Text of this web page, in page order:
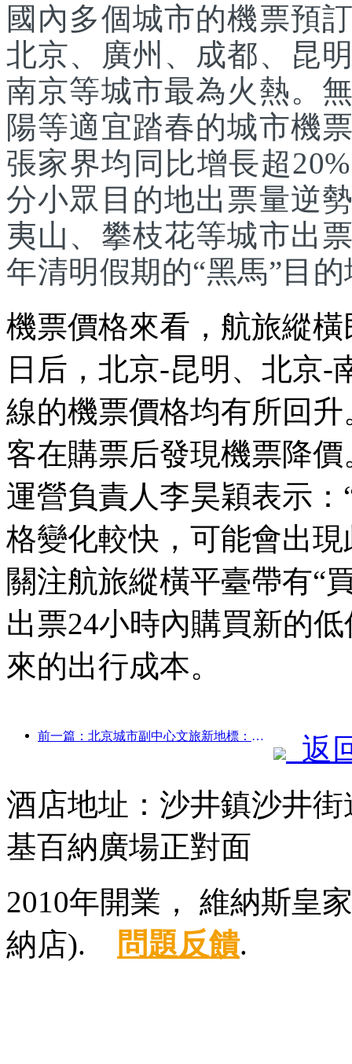
國內多個城市的機票預
北京、廣州、成都、昆
南京等城市最為火熱。
陽等適宜踏春的城市機
張家界均同比增長超
分小眾目的地出票量逆
夷山、攀枝花等城市出
年清明假期的“黑馬”目
機票價格來看，航旅縱
日后，北京-昆明、北京-
線的機票價格均有所回
客在購票后發現機票降
運營負責人李昊穎表示
格變化較快，可能會出
關注航旅縱橫平臺帶有“
出票24小時內購買新的
來的出行成本。
前一篇：北京城市副中心文旅新地標：頂點公園將于今年正式亮相
返
酒店地址：沙井鎮沙井
基百納廣場正對面
2010年開業， 維納斯皇
納店).
問題反饋.